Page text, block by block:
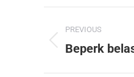
PREVIOUS
Beperk